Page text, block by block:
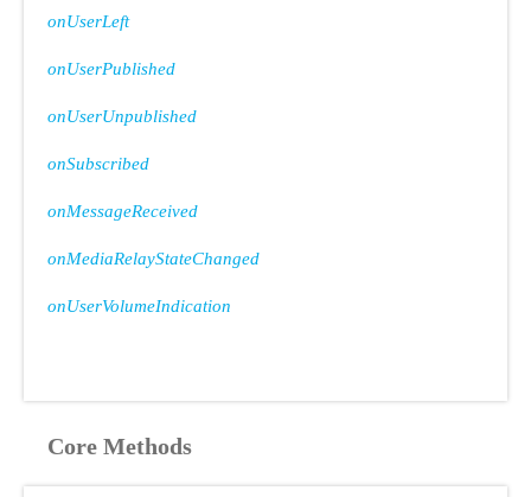
onUserLeft
onUserPublished
onUserUnpublished
onSubscribed
onMessageReceived
onMediaRelayStateChanged
onUserVolumeIndication
Core Methods